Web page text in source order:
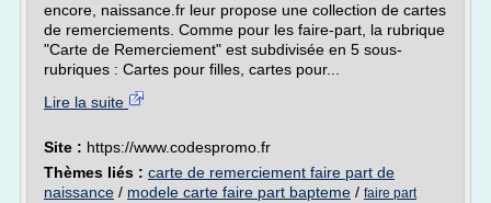
encore, naissance.fr leur propose une collection de cartes
de remerciements. Comme pour les faire-part, la rubrique
"Carte de Remerciement" est subdivisée en 5 sous-
rubriques : Cartes pour filles, cartes pour...
Lire la suite
Site : https://www.codespromo.fr
Thèmes liés : carte de remerciement faire part de
naissance / modele carte faire part bapteme / faire part